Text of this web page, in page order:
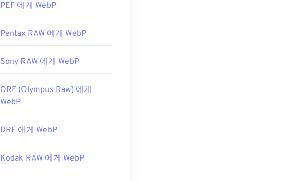
PEF 에게 WebP
Pentax RAW 에게 WebP
Sony RAW 에게 WebP
ORF (Olympus Raw) 에게
WebP
DRF 에게 WebP
Kodak RAW 에게 WebP